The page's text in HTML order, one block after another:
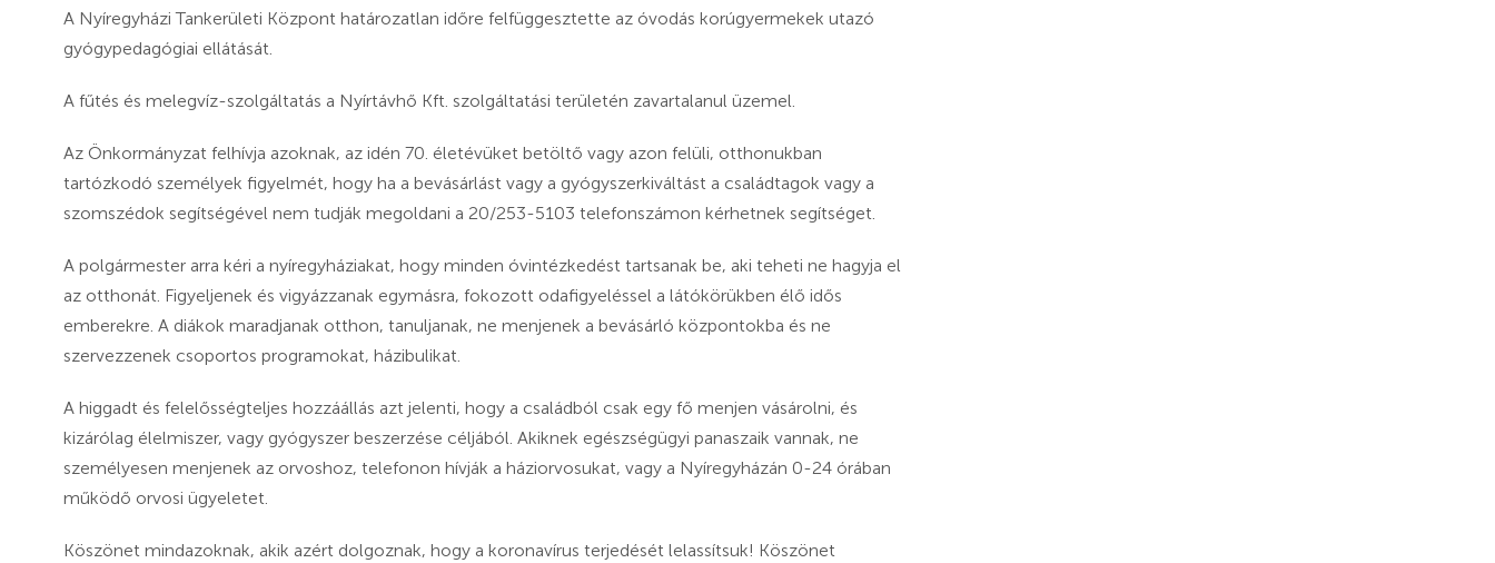
A Nyíregyházi Tankerületi Központ határozatlan időre felfüggesztette az óvodás korúgyermekek utazó
gyógypedagógiai ellátását.
A fűtés és melegvíz-szolgáltatás a Nyírtávhő Kft. szolgáltatási területén zavartalanul üzemel.
Az Önkormányzat felhívja azoknak, az idén 70. életévüket betöltő vagy azon felüli, otthonukban
tartózkodó személyek figyelmét, hogy ha a bevásárlást vagy a gyógyszerkiváltást a családtagok vagy a
szomszédok segítségével nem tudják megoldani a 20/253-5103 telefonszámon kérhetnek segítséget.
A polgármester arra kéri a nyíregyháziakat, hogy minden óvintézkedést tartsanak be, aki teheti ne hagyja el
az otthonát. Figyeljenek és vigyázzanak egymásra, fokozott odafigyeléssel a látókörükben élő idős
emberekre. A diákok maradjanak otthon, tanuljanak, ne menjenek a bevásárló központokba és ne
szervezzenek csoportos programokat, házibulikat.
A higgadt és felelősségteljes hozzáállás azt jelenti, hogy a családból csak egy fő menjen vásárolni, és
kizárólag élelmiszer, vagy gyógyszer beszerzése céljából. Akiknek egészségügyi panaszaik vannak, ne
személyesen menjenek az orvoshoz, telefonon hívják a háziorvosukat, vagy a Nyíregyházán 0-24 órában
működő orvosi ügyeletet.
Köszönet mindazoknak, akik azért dolgoznak, hogy a koronavírus terjedését lelassítsuk! Köszönet